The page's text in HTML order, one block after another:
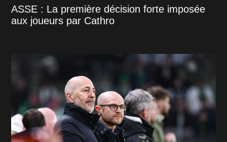
ASSE : La première décision forte imposée
aux joueurs par Cathro